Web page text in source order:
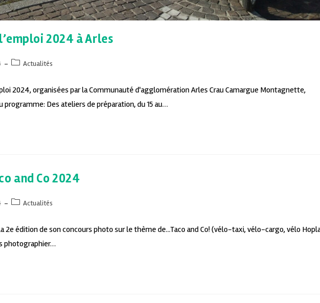
2024 à Arles
Actualités
2024, organisées par la Communauté d'agglomération Arles Crau Camargue Montagnette,
programme: Des ateliers de préparation, du 15 au…
and Co 2024
Actualités
2e édition de son concours photo sur le thème de...Taco and Co! (vélo-taxi, vélo-cargo, vélo
photographier…